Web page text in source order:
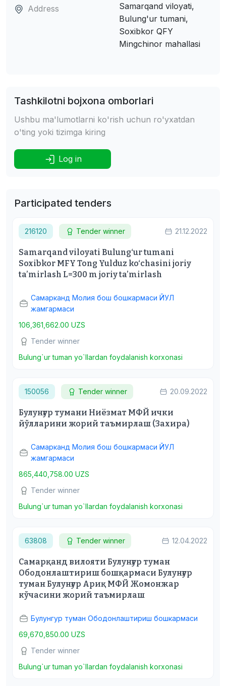
Address
Samarqand viloyati,
Bulung'ur tumani,
Soxibkor QFY
Mingchinor mahallasi
Tashkilotni bojxona omborlari
Ushbu ma'lumotlarni ko'rish uchun ro'yxatdan
o'ting yoki tizimga kiring
Log in
Participated tenders
216120 Tender winner 21.12.2022
Samarqand viloyati Bulung‘ur tumani
Soxibkor MFY Tong Yulduz ko‘chasini joriy
ta’mirlash L=300 m joriy ta’mirlash
Самарканд Молия бош бошкармаси ЙУЛ
жамгармаси
106,361,662.00 UZS
Tender winner
Bulung`ur tuman yo`llardan foydalanish korxonasi
150056 Tender winner 20.09.2022
Булунғур тумани Ниёзмат МФЙ ички
йўлларини жорий таъмирлаш (Захира)
Самарканд Молия бош бошкармаси ЙУЛ
жамгармаси
865,440,758.00 UZS
Tender winner
Bulung`ur tuman yo`llardan foydalanish korxonasi
63808 Tender winner 12.04.2022
Самарқанд вилояти Булунғур туман
Ободонлаштириш бошқармаси Булунғур
туман Булунғур Ариқ МФЙ Жомонжар
кўчасини жорий таъмирлаш
Булунгур туман Ободонлаштириш бошкармаси
69,670,850.00 UZS
Tender winner
Bulung`ur tuman yo`llardan foydalanish korxonasi